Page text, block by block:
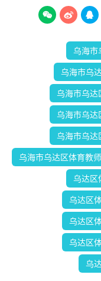
  
乌海市
乌海市乌
乌海市乌达
乌海市乌达
乌海市乌达
乌海市乌达区体育教
乌达区
乌达区
乌达区
乌达区
乌